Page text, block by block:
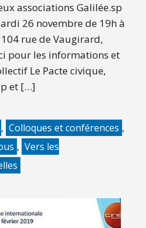
associations Galilée.sp
26 novembre de 19h à
rue de Vaugirard,
pour les informations et
Le Pacte civique,
et […]
, Colloques et conférences ,
, Vers les